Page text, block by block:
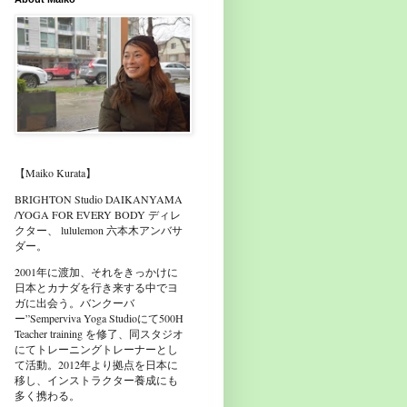
【Maiko Kurata】
BRIGHTON Studio DAIKANYAMA
/YOGA FOR EVERY BODY ディレ
クター、 lululemon 六本木アンバサ
ダー。
2001年に渡加、それをきっかけに
日本とカナダを行き来する中でヨ
ガに出会う。バンクーバ
ー”Semperviva Yoga Studioにて500H
Teacher training を修了、同スタジオ
にてトレーニングトレーナーとし
て活動。2012年より拠点を日本に
移し、インストラクター養成にも
多く携わる。